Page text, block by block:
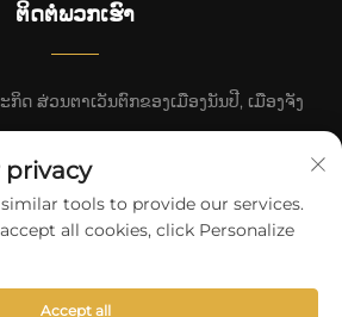
ຕິດຕໍ່ພວກເຮົາ
ກິດ ສ່ວນຕາເວັນຕົກຂອງເມືອງນັນປີ, ເມືອງຈັງ
+86-18617745678
[email protected]
privacy
tools to provide our services.
all cookies, click Personalize
Accept all